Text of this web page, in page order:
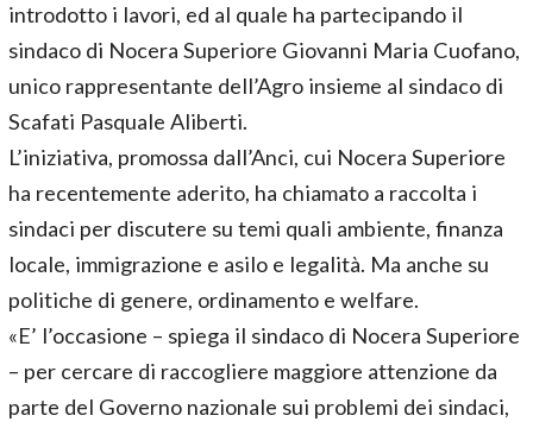
introdotto i lavori, ed al quale ha partecipando il
sindaco di Nocera Superiore Giovanni Maria Cuofano,
unico rappresentante dell’Agro insieme al sindaco di
Scafati Pasquale Aliberti.
L’iniziativa, promossa dall’Anci, cui Nocera Superiore
ha recentemente aderito, ha chiamato a raccolta i
sindaci per discutere su temi quali ambiente, finanza
locale, immigrazione e asilo e legalità. Ma anche su
politiche di genere, ordinamento e welfare.
«E’ l’occasione – spiega il sindaco di Nocera Superiore
– per cercare di raccogliere maggiore attenzione da
parte del Governo nazionale sui problemi dei sindaci,